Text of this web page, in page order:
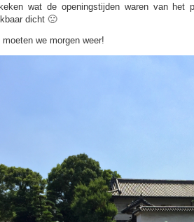
wat de openingstijden waren van het
dicht 🙁
moeten we morgen weer!